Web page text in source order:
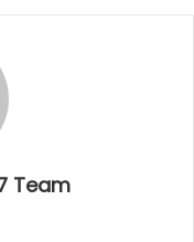
Team